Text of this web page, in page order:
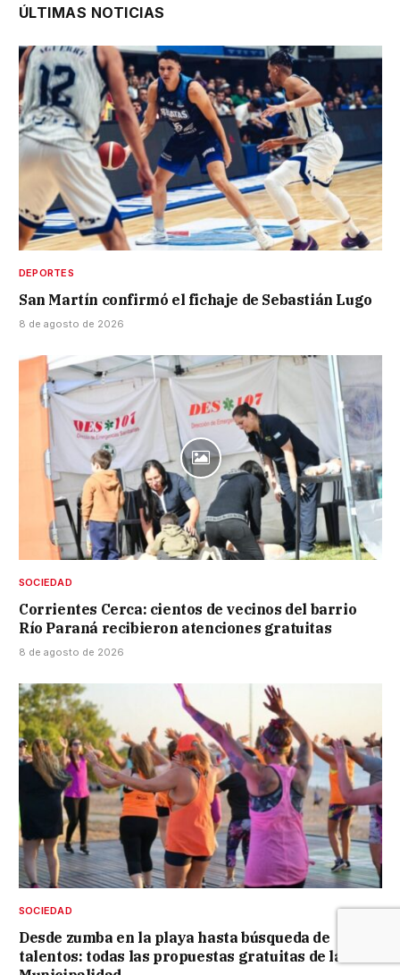
ÚLTIMAS NOTICIAS
DEPORTES
San Martín confirmó el fichaje de Sebastián Lugo
8 de agosto de 2026
SOCIEDAD
Corrientes Cerca: cientos de vecinos del barrio
Río Paraná recibieron atenciones gratuitas
8 de agosto de 2026
SOCIEDAD
Desde zumba en la playa hasta búsqueda de
talentos: todas las propuestas gratuitas de la